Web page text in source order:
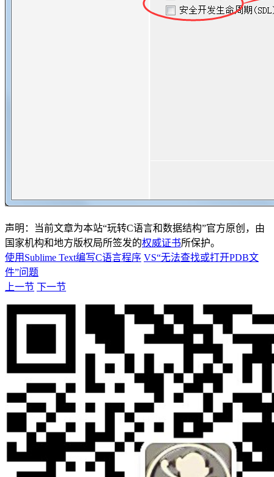
声明：当前文章为本站“玩转C语言和数据结构”官方原创，由
国家机构和地方版权局所签发的权威证书所保护。
使用Sublime Text编写C语言程序 VS“无法查找或打开PDB文
件”问题
上一节 下一节